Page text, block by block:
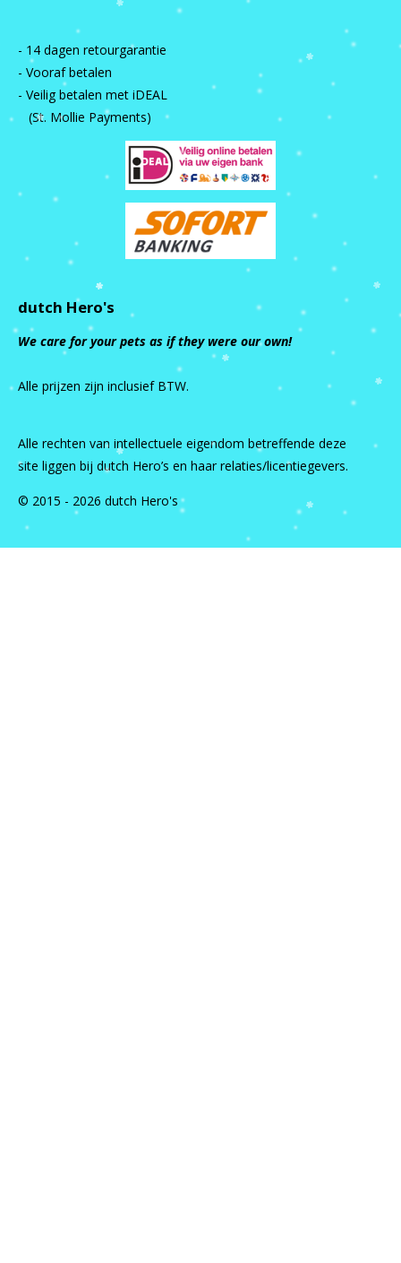
- 14 dagen retourgarantie
- Vooraf betalen
- Veilig betalen met iDEAL
(St. Mollie Payments)
dutch Hero's
We care for your pets as if they were our own!
Alle prijzen zijn inclusief BTW.
Alle rechten van intellectuele eigendom betreffende deze
site liggen bij dutch Hero’s en haar relaties/licentiegevers.
© 2015 - 2026 dutch Hero's